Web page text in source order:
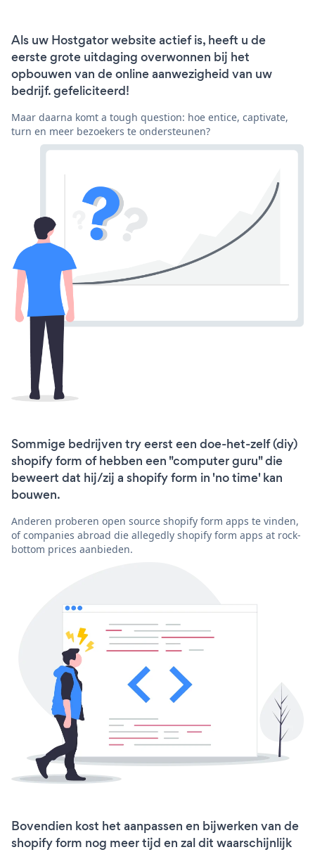
Als uw Hostgator website actief is, heeft u de
eerste grote uitdaging overwonnen bij het
opbouwen van de online aanwezigheid van uw
bedrijf. gefeliciteerd!
Maar daarna komt a tough question: hoe entice, captivate,
turn en meer bezoekers te ondersteunen?
Sommige bedrijven try eerst een doe-het-zelf (diy)
shopify form of hebben een "computer guru" die
beweert dat hij/zij a shopify form in 'no time' kan
bouwen.
Anderen proberen open source shopify form apps te vinden,
of companies abroad die allegedly shopify form apps at rock-
bottom prices aanbieden.
Bovendien kost het aanpassen en bijwerken van de
shopify form nog meer tijd en zal dit waarschijnlijk